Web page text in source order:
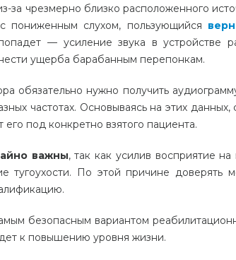
за чрезмерно близко расположенного
пониженным слухом, пользующийся
— усиление звука в устройстве
ущерба барабанным перепонкам.
обязательно нужно получить
частотах. Основываясь на этих данных,
его под конкретно взятого пациента.
важны, так как усилив восприятие
тугоухости. По этой причине доверять
безопасным вариантом
к повышению уровня жизни.